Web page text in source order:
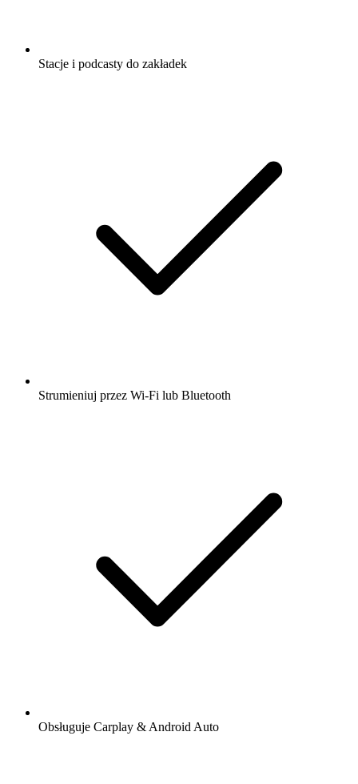
Stacje i podcasty do zakładek
Strumieniuj przez Wi-Fi lub Bluetooth
Obsługuje Carplay & Android Auto